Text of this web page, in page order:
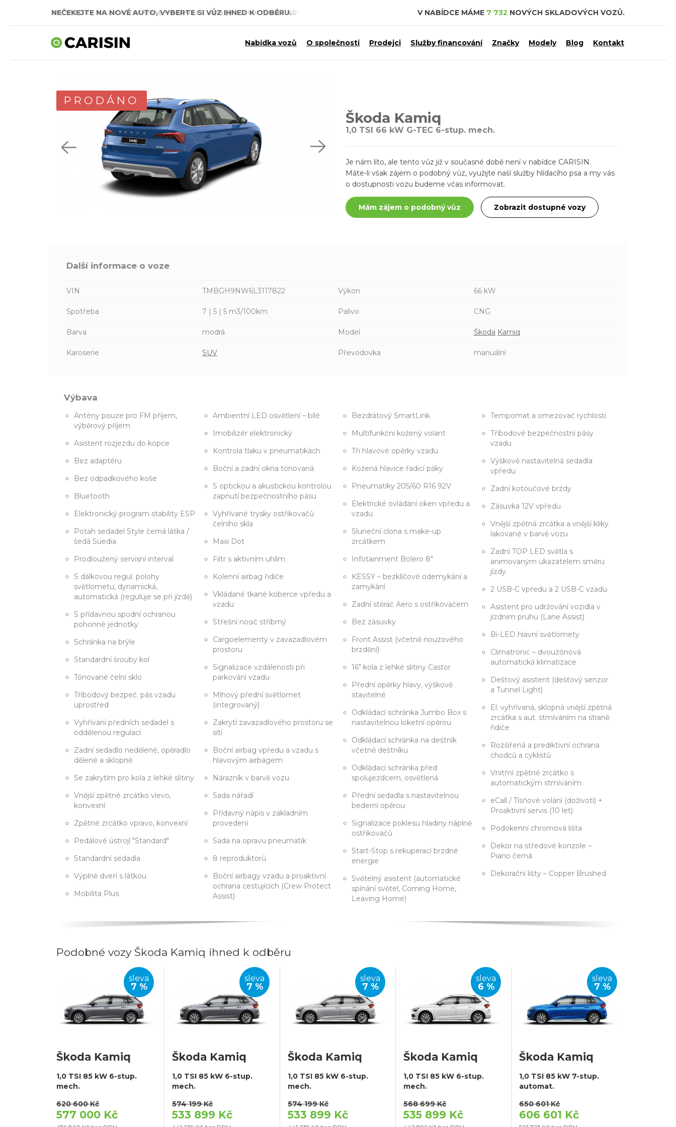
NEČEKEJTE NA NOVÉ AUTO, VYBERTE SI VŮZ IHNED K ODBĚRU.
SKLADOVÁ AUTA V CELKOVÉ HODNOTĚ TÉMĚŘ 7,5 MILIARDY KČ. V NABÍDCE MÁME 7 732 NOVÝCH SKLADOVÝCH VOZŮ.
Nabídka vozů O společnosti Prodejci Služby financování Značky Modely Blog Kontakt
PRODÁNO
Škoda Kamiq
1,0 TSI 66 kW G-TEC 6-stup. mech.
Je nám líto, ale tento vůz již v současné době není v nabídce CARISIN.
Máte-li však zájem o podobný vůz, využijte naší služby hlídacího psa a my vás
o dostupnosti vozu budeme včas informovat.
Mám zájem o podobný vůz Zobrazit dostupné vozy
Další informace o voze
VIN TMBGH9NW6L3117822 Výkon 66 kW
Spotřeba 7 | 5 | 5 m3/100km Palivo CNG
Barva modrá Model Škoda Kamiq
Karoserie SUV Převodovka manuální
Výbava
Antény pouze pro FM příjem,
výběrový příjem
Asistent rozjezdu do kopce
Bez adaptéru
Bez odpadkového koše
Bluetooth
Elektronický program stability ESP
Potah sedadel Style černá látka /
šedá Suedia
Prodloužený servisní interval
S dálkovou regul. polohy
světlometu, dynamická,
automatická (reguluje se při jízdě)
S přídavnou spodní ochranou
pohonné jednotky
Schránka na brýle
Standardní šrouby kol
Tónované čelní sklo
Tříbodový bezpeč. pás vzadu
uprostřed
Vyhřívání předních sedadel s
oddělenou regulací
Zadní sedadlo nedělené, opěradlo
dělené a sklopné
Se zakrytím pro kola z lehké slitiny
Vnější zpětné zrcátko vlevo,
konvexní
Zpětné zrcátko vpravo, konvexní
Pedálové ústrojí "Standard"
Standardní sedadla
Výplně dveří s látkou
Mobilita Plus
Ambientní LED osvětlení – bílé
Imobilizér elektronický
Kontrola tlaku v pneumatikách
Boční a zadní okna tónovaná
S optickou a akustickou kontrolou
zapnutí bezpečnostního pásu
Vyhřívané trysky ostřikovačů
čelního skla
Maxi Dot
Filtr s aktivním uhlím
Kolenní airbag řidiče
Vkládané tkané koberce vpředu a
vzadu
Střešní nosič stříbrný
Cargoelementy v zavazadlovém
prostoru
Signalizace vzdálenosti při
parkování vzadu
Mlhový přední světlomet
(integrovaný)
Zakrytí zavazadlového prostoru se
sítí
Boční airbag vpředu a vzadu s
hlavovým airbagem
Nárazník v barvě vozu
Sada nářadí
Přídavný nápis v základním
provedení
Sada na opravu pneumatik
8 reproduktorů
Boční airbagy vzadu a proaktivní
ochrana cestujících (Crew Protect
Assist)
Bezdrátový SmartLink
Multifunkční kožený volant
Tři hlavové opěrky vzadu
Kožená hlavice řadicí páky
Pneumatiky 205/60 R16 92V
Elektrické ovládání oken vpředu a
vzadu
Sluneční clona s make-up
zrcátkem
Infotainment Bolero 8"
KESSY – bezklíčové odemykání a
zamykání
Zadní stěrač Aero s ostřikovačem
Bez zásuvky
Front Assist (včetně nouzového
brzdění)
16" kola z lehké slitiny Castor
Přední opěrky hlavy, výškově
stavitelné
Odkládací schránka Jumbo Box s
nastavitelnou loketní opěrou
Odkládací schránka na deštník
včetně deštníku
Odkládací schránka před
spolujezdcem, osvětlená
Přední sedadla s nastavitelnou
bederní opěrou
Signalizace poklesu hladiny náplně
ostřikovačů
Start-Stop s rekuperací brzdné
energie
Světelný asistent (automatické
spínání světel, Coming Home,
Leaving Home)
Tempomat a omezovač rychlosti
Tříbodové bezpečnostní pásy
vzadu
Výškově nastavitelná sedadla
vpředu
Zadní kotoučové brzdy
Zásuvka 12V vpředu
Vnější zpětná zrcátka a vnější kliky
lakované v barvě vozu
Zadní TOP LED světla s
animovaným ukazatelem směru
jízdy
2 USB-C vpředu a 2 USB-C vzadu
Asistent pro udržování vozidla v
jízdním pruhu (Lane Assist)
Bi-LED hlavní světlomety
Climatronic – dvouzónová
automatická klimatizace
Dešťový asistent (dešťový senzor
a Tunnel Light)
El. vyhřívaná, sklopná vnější zpětná
zrcátka s aut. stmíváním na straně
řidiče
Rozšířená a prediktivní ochrana
chodců a cyklistů
Vnitřní zpětné zrcátko s
automatickým stmíváním
eCall / Tísňové volání (doživotí) +
Proaktivní servis (10 let)
Podokenní chromová lišta
Dekor na středové konzole –
Piano černá
Dekorační lišty – Copper Brushed
Podobné vozy Škoda Kamiq ihned k odběru
sleva
7 %
Škoda Kamiq
1,0 TSI 85 kW 6-stup.
mech.
620 600 Kč
577 000 Kč
sleva
7 %
Škoda Kamiq
1,0 TSI 85 kW 6-stup.
mech.
574 199 Kč
533 899 Kč
sleva
7 %
Škoda Kamiq
1,0 TSI 85 kW 6-stup.
mech.
574 199 Kč
533 899 Kč
sleva
6 %
Škoda Kamiq
1,0 TSI 85 kW 6-stup.
mech.
568 699 Kč
535 899 Kč
sleva
7 %
Škoda Kamiq
1,0 TSI 85 kW 7-stup.
automat.
650 601 Kč
606 601 Kč